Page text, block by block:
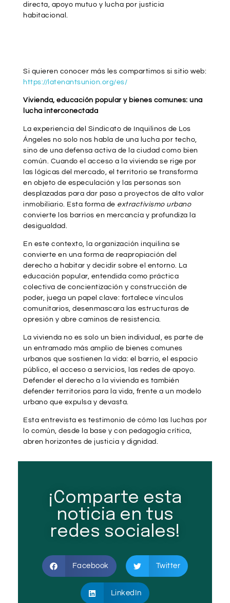
directa, apoyo mutuo y lucha por justicia
habitacional.
Si quieren conocer más les compartimos si sitio web:
https://latenantsunion.org/es/
Vivienda, educación popular y bienes comunes: una
lucha interconectada
La experiencia del Sindicato de Inquilinos de Los
Ángeles no solo nos habla de una lucha por techo,
sino de una defensa activa de la ciudad como bien
común. Cuando el acceso a la vivienda se rige por
las lógicas del mercado, el territorio se transforma
en objeto de especulación y las personas son
desplazadas para dar paso a proyectos de alto valor
inmobiliario. Esta forma de extractivismo urbano
convierte los barrios en mercancía y profundiza la
desigualdad.
En este contexto, la organización inquilina se
convierte en una forma de reapropiación del
derecho a habitar y decidir sobre el entorno. La
educación popular, entendida como práctica
colectiva de concientización y construcción de
poder, juega un papel clave: fortalece vínculos
comunitarios, desenmascara las estructuras de
opresión y abre caminos de resistencia.
La vivienda no es solo un bien individual, es parte de
un entramado más amplio de bienes comunes
urbanos que sostienen la vida: el barrio, el espacio
público, el acceso a servicios, las redes de apoyo.
Defender el derecho a la vivienda es también
defender territorios para la vida, frente a un modelo
urbano que expulsa y devasta.
Esta entrevista es testimonio de cómo las luchas por
lo común, desde la base y con pedagogía crítica,
abren horizontes de justicia y dignidad.
¡Comparte esta
noticia en tus
redes sociales!
Facebook Twitter
LinkedIn